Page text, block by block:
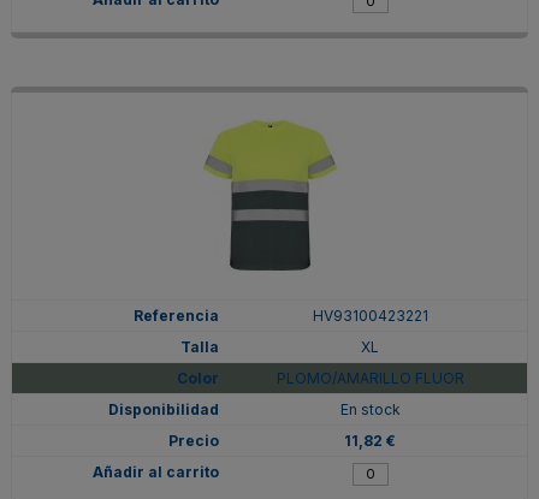
HV93100423221
XL
PLOMO/AMARILLO FLUOR
En stock
11,82 €